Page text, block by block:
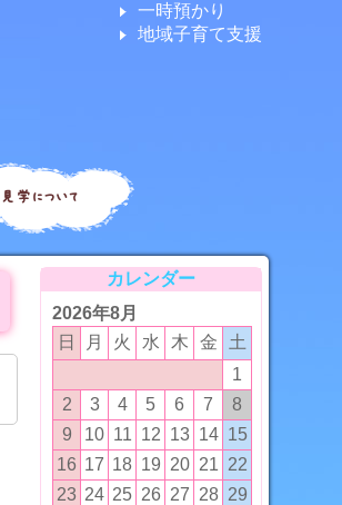
一時預かり
地域子育て支援
見学について
カレンダー
2026年8月
日
月 火 水 木 金
土
1
2
3 4 5 6 7
8
9
10 11 12 13 14 15
16 17 18 19 20 21 22
23 24 25 26 27 28 29